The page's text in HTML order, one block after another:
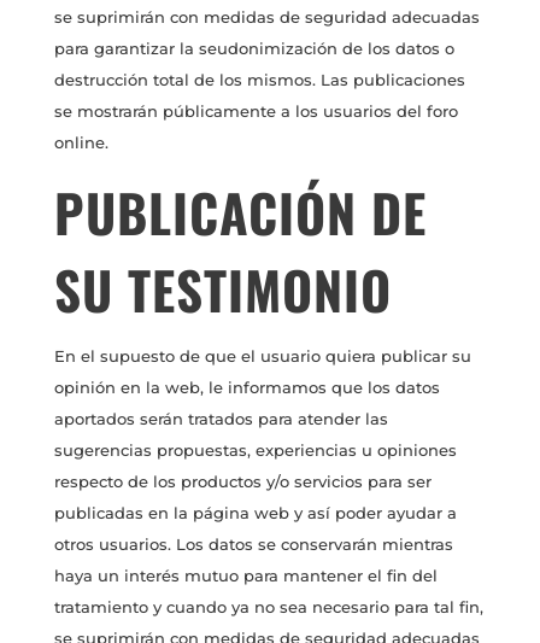
se suprimirán con medidas de seguridad adecuadas
para garantizar la seudonimización de los datos o
destrucción total de los mismos. Las publicaciones
se mostrarán públicamente a los usuarios del foro
online.
PUBLICACIÓN DE
SU TESTIMONIO
En el supuesto de que el usuario quiera publicar su
opinión en la web, le informamos que los datos
aportados serán tratados para atender las
sugerencias propuestas, experiencias u opiniones
respecto de los productos y/o servicios para ser
publicadas en la página web y así poder ayudar a
otros usuarios. Los datos se conservarán mientras
haya un interés mutuo para mantener el fin del
tratamiento y cuando ya no sea necesario para tal fin,
se suprimirán con medidas de seguridad adecuadas